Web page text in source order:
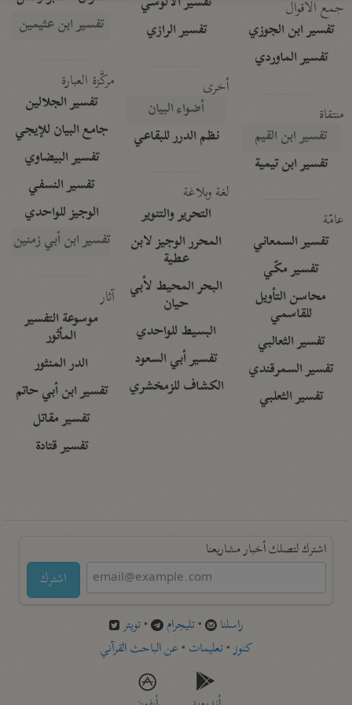
جمع الأقوال
تفسير ابن الجوزي
تفسير الماوردي
منتقاة
تفسير ابن القيم
تفسير ابن تيمية
عامّة
تفسير السمعاني
تفسير مكّي
محاسن التأويل
للقاسمي
تفسير الثعالبي
تفسير السمرقندي
تفسير الثعلبي
تفسير الرازي
أخرى
أضواء البيان
نظم الدرر للبقاعي
لغة وبلاغة
التحرير والتنوير
المحرر الوجيز لابن
عطية
البحر المحيط لأبي
حيان
البسيط للواحدي
تفسير أبي السعود
الكشاف للزمخشري
تفسير ابن عثيمين
مركَّزة العبارة
تفسير الجلالين
جامع البيان للإيجي
تفسير البيضاوي
تفسير النسفي
الوجيز للواحدي
تفسير ابن أبي زمنين
آثار
موسوعة التفسير
المأثور
الدر المنثور
تفسير ابن أبي حاتم
تفسير مقاتل
تفسير قتادة
اشترك لتصلك أخبار مشاريعنا
اشترك
راسلنا •تليجرام •تويتر
كنوز•تعليمات •عن الباحث القرآني